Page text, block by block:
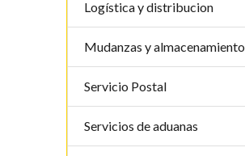
Logí­stica y distribucion
Mudanzas y almacenamiento
Servicio Postal
Servicios de aduanas